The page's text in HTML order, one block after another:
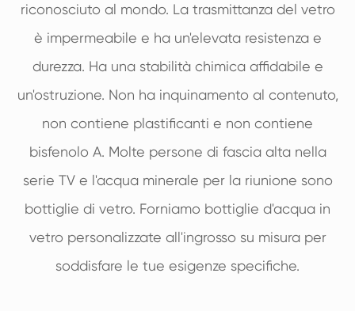
riconosciuto al mondo. La trasmittanza del vetro
è impermeabile e ha un'elevata resistenza e
durezza. Ha una stabilità chimica affidabile e
un'ostruzione. Non ha inquinamento al contenuto,
non contiene plastificanti e non contiene
bisfenolo A. Molte persone di fascia alta nella
serie TV e l'acqua minerale per la riunione sono
bottiglie di vetro. Forniamo bottiglie d'acqua in
vetro personalizzate all'ingrosso su misura per
soddisfare le tue esigenze specifiche.